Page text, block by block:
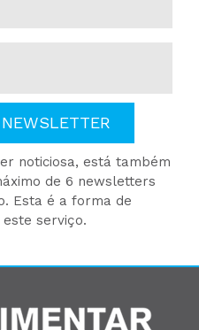
noticiosa, está também
de 6 newsletters
Esta é a forma de
serviço.